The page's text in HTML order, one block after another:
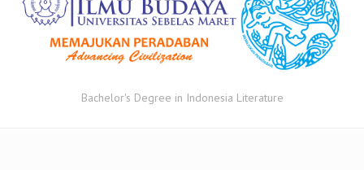
Bachelor's Degree in Indonesia Literature